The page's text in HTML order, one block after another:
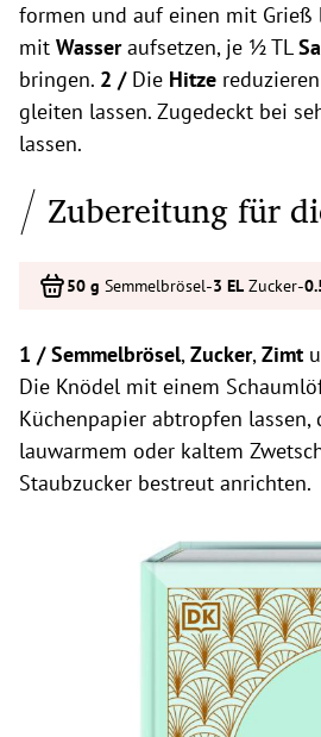
formen und auf einen mit Grieß
mit Wasseraufsetzen, je ½ TL
bringen. 2 / Die Hitze
gleiten lassen. Zugedeckt bei
lassen.
Zubereitung für
Semmelbrösel- Zucker-
1 / Semmelbrösel,Zucker,Zimt
Die Knödel mit einem
Küchenpapier abtropfen lassen,
lauwarmem oder kaltem
Staubzucker bestreut anrichten.